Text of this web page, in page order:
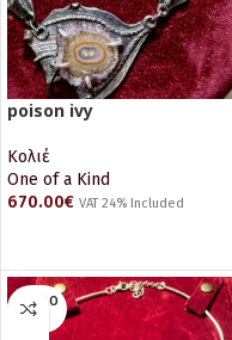
poison ivy
Κολιέ
One of a Kind
670.00€ VAT 24% Included
SOLD O
UT